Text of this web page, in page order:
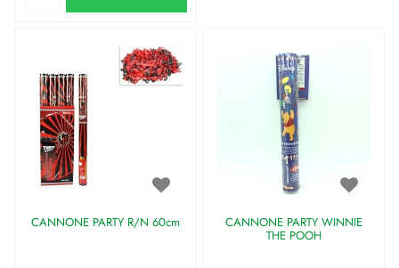
CANNONE PARTY R/N 60cm CANNONE PARTY WINNIE
THE POOH